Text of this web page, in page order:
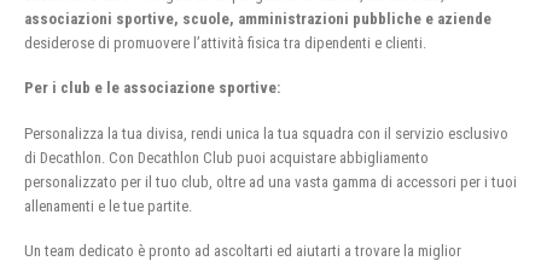
associazioni sportive, scuole, amministrazioni pubbliche e aziende
desiderose di promuovere l’attività fisica tra dipendenti e clienti.
Per i club e le associazione sportive:
Personalizza la tua divisa, rendi unica la tua squadra con il servizio esclusivo
di Decathlon. Con Decathlon Club puoi acquistare abbigliamento
personalizzato per il tuo club, oltre ad una vasta gamma di accessori per i tuoi
allenamenti e le tue partite.
Un team dedicato è pronto ad ascoltarti ed aiutarti a trovare la miglior